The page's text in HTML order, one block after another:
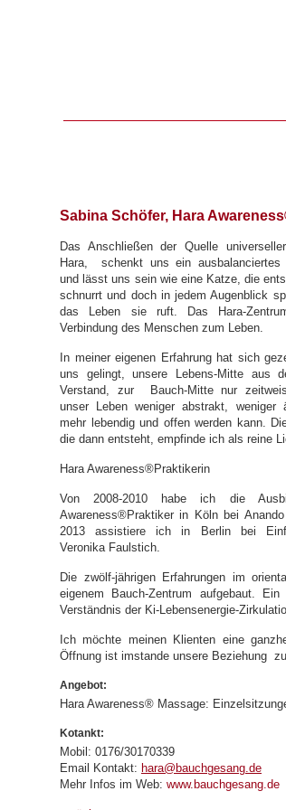
Sabina Schöfer, Hara
Das Anschließen der Quelle
Hara, schenkt uns ein ausbalanciertes
und lässt uns sein wie eine Katze, die
schnurrt und doch in jedem Augenblick
das Leben sie ruft. Das Hara-
Verbindung des Menschen zum Leben.
In meiner eigenen Erfahrung hat sich
uns gelingt, unsere Lebens-Mitte aus
Verstand, zur Bauch-Mitte nur
unser Leben weniger abstrakt, weniger
mehr lebendig und offen werden kann.
die dann entsteht, empfinde ich als reine
Hara Awareness®Praktikerin
Von 2008-2010 habe ich die
Awareness®Praktiker in Köln bei
2013 assistiere ich in Berlin bei
Veronika Faulstich.
Die zwölf-jährigen Erfahrungen im
eigenem Bauch-Zentrum aufgebaut.
Verständnis der Ki-Lebensenergie-
Ich möchte meinen Klienten eine
Öffnung ist imstande unsere Beziehung
Angebot:
Hara Awareness® Massage:
Kotankt:
Mobil: 0176/30170339
Email Kontakt: hara@bauchgesang.de
Mehr Infos im Web: www.bauchgesang.de